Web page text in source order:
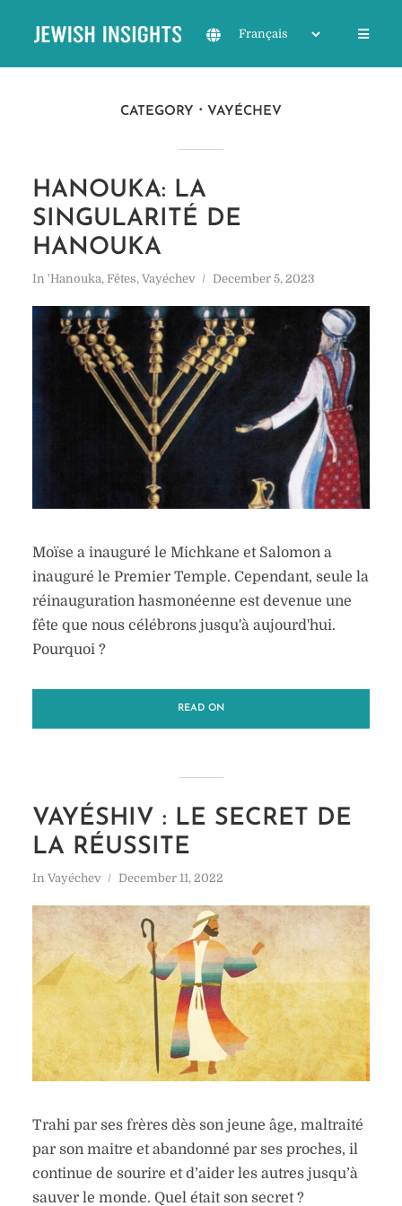
CATEGORY VAYÉCHEV
HANOUKA: LA
SINGULARITÉ DE
HANOUKA
In 'Hanouka, Fêtes, Vayéchev December 5, 2023
Moïse a inauguré le Michkane et Salomon a
inauguré le Premier Temple. Cependant, seule la
réinauguration hasmonéenne est devenue une
fête que nous célébrons jusqu'à aujourd'hui.
Pourquoi ?
READ ON
VAYÉSHIV : LE SECRET DE
LA RÉUSSITE
In Vayéchev December 11, 2022
Trahi par ses frères dès son jeune âge, maltraité
par son maitre et abandonné par ses proches, il
continue de sourire et d’aider les autres jusqu’à
sauver le monde. Quel était son secret ?